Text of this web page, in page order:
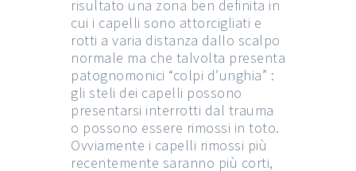
risultato una zona ben definita in
cui i capelli sono attorcigliati e
rotti a varia distanza dallo scalpo
normale ma che talvolta presenta
patognomonici “colpi d’unghia” :
gli steli dei capelli possono
presentarsi interrotti dal trauma
o possono essere rimossi in toto.
Ovviamente i capelli rimossi più
recentemente saranno più corti,